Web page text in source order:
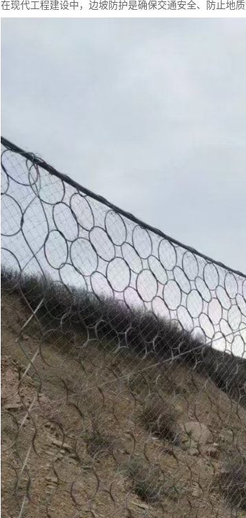
在现代工程建设中，边坡防护是确保交通安全、防止地质